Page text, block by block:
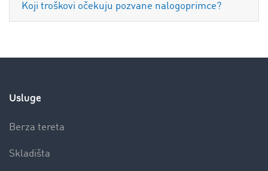
Koji troškovi očekuju pozvane nalogoprimce?
Usluge
Berza tereta
Skladišta